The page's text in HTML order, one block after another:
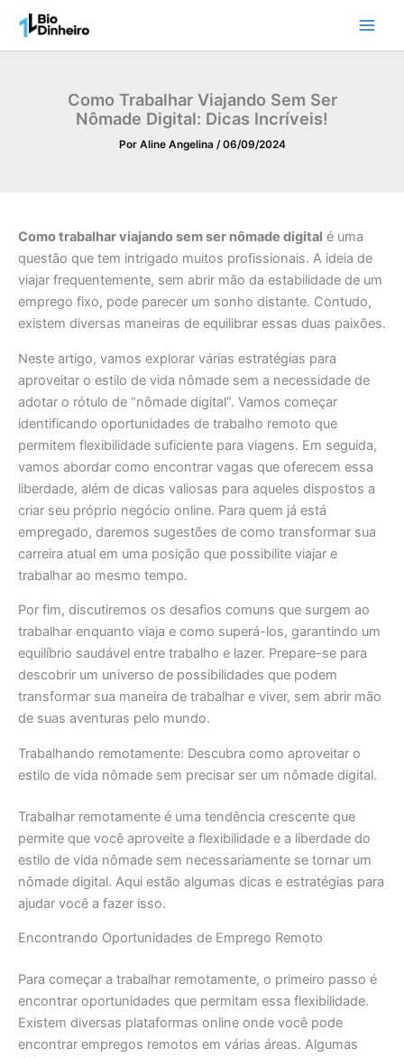
para
o
Como Trabalhar Viajando Sem Ser
Nômade Digital: Dicas Incríveis!
Por Aline Angelina /06/09/2024
Como trabalhar viajando sem ser nômade digital é uma
questão que tem intrigado muitos profissionais. A ideia de
viajar frequentemente, sem abrir mão da estabilidade de um
emprego fixo, pode parecer um sonho distante. Contudo,
existem diversas maneiras de equilibrar essas duas paixões.
Neste artigo, vamos explorar várias estratégias para
aproveitar o estilo de vida nômade sem a necessidade de
adotar o rótulo de “nômade digital”. Vamos começar
identificando oportunidades de trabalho remoto que
permitem flexibilidade suficiente para viagens. Em seguida,
vamos abordar como encontrar vagas que oferecem essa
liberdade, além de dicas valiosas para aqueles dispostos a
criar seu próprio negócio online. Para quem já está
empregado, daremos sugestões de como transformar sua
carreira atual em uma posição que possibilite viajar e
trabalhar ao mesmo tempo.
Por fim, discutiremos os desafios comuns que surgem ao
trabalhar enquanto viaja e como superá-los, garantindo um
equilíbrio saudável entre trabalho e lazer. Prepare-se para
descobrir um universo de possibilidades que podem
transformar sua maneira de trabalhar e viver, sem abrir mão
de suas aventuras pelo mundo.
Trabalhando remotamente: Descubra como aproveitar o
estilo de vida nômade sem precisar ser um nômade digital.
Trabalhar remotamente é uma tendência crescente que
permite que você aproveite a flexibilidade e a liberdade do
estilo de vida nômade sem necessariamente se tornar um
nômade digital. Aqui estão algumas dicas e estratégias para
ajudar você a fazer isso.
Encontrando Oportunidades de Emprego Remoto
Para começar a trabalhar remotamente, o primeiro passo é
encontrar oportunidades que permitam essa flexibilidade.
Existem diversas plataformas online onde você pode
encontrar empregos remotos em várias áreas. Algumas